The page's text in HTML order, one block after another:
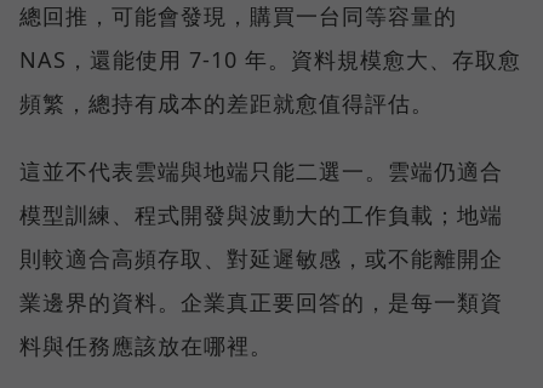
總回推，可能會發現，購買一台同等容量的
NAS，還能使用 7-10 年。資料規模愈大、存取愈
頻繁，總持有成本的差距就愈值得評估。
這並不代表雲端與地端只能二選一。雲端仍適合
模型訓練、程式開發與波動大的工作負載；地端
則較適合高頻存取、對延遲敏感，或不能離開企
業邊界的資料。企業真正要回答的，是每一類資
料與任務應該放在哪裡。